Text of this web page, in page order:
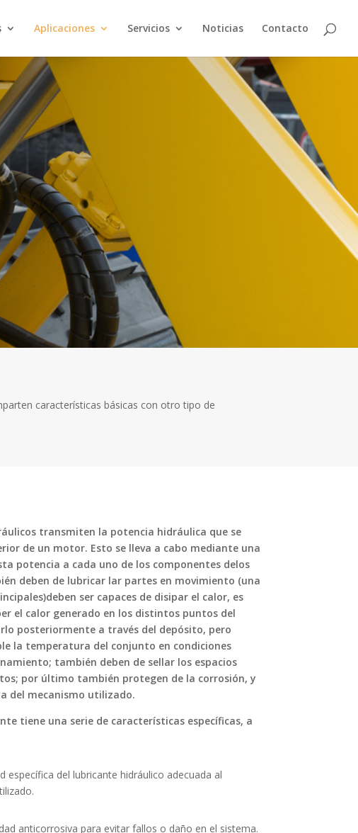
Aplicaciones Servicios Noticias Contacto
características básicas con otro tipo de
transmiten la potencia hidráulica que se
de un motor. Esto se lleva a cabo mediante una
potencia a cada uno de los componentes delos
deben de lubricar lar partes en movimiento (una
ser capaces de disipar el calor, es
el calor generado en los distintos puntos del
posteriormente a través del depósito, pero
la temperatura del conjunto en condiciones
también deben de sellar los espacios
por último también protegen de la corrosión, y
del mecanismo utilizado.
tiene una serie de características específicas, a
específica del lubricante hidráulico adecuada al
anticorrosiva para evitar fallos o daño en el sistema.